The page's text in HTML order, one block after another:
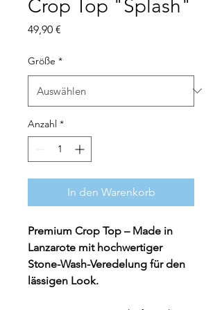
Crop Top "Splash"
49,90 €
Größe *
Anzahl *
In den Warenkorb
Premium Crop Top – Made in
Lanzarote mit hochwertiger
Stone-Wash-Veredelung für den
lässigen Look.